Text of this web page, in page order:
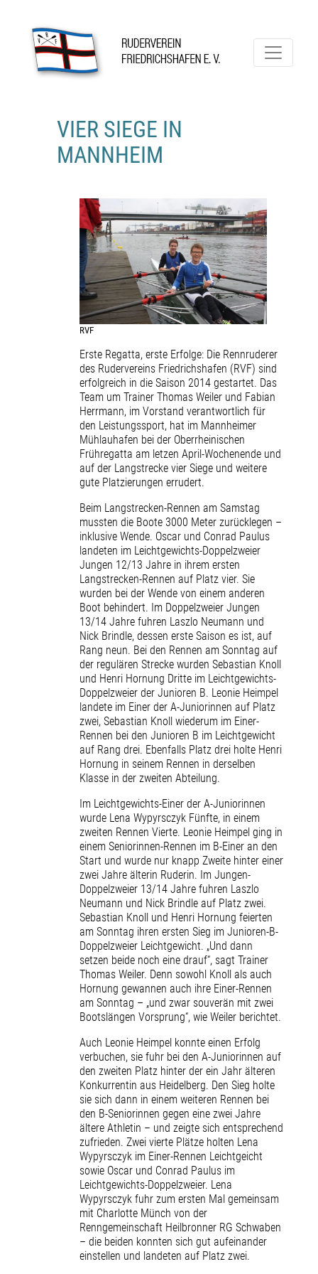
content
VIER SIEGE IN
MANNHEIM
RVF
Erste Regatta, erste Erfolge: Die Rennruderer
des Rudervereins Friedrichshafen (RVF) sind
erfolgreich in die Saison 2014 gestartet. Das
Team um Trainer Thomas Weiler und Fabian
Herrmann, im Vorstand verantwortlich für
den Leistungssport, hat im Mannheimer
Mühlauhafen bei der Oberrheinischen
Frühregatta am letzen April-Wochenende und
auf der Langstrecke vier Siege und weitere
gute Platzierungen errudert.
Beim Langstrecken-Rennen am Samstag
mussten die Boote 3000 Meter zurücklegen –
inklusive Wende. Oscar und Conrad Paulus
landeten im Leichtgewichts-Doppelzweier
Jungen 12/13 Jahre in ihrem ersten
Langstrecken-Rennen auf Platz vier. Sie
wurden bei der Wende von einem anderen
Boot behindert. Im Doppelzweier Jungen
13/14 Jahre fuhren Laszlo Neumann und
Nick Brindle, dessen erste Saison es ist, auf
Rang neun. Bei den Rennen am Sonntag auf
der regulären Strecke wurden Sebastian Knoll
und Henri Hornung Dritte im Leichtgewichts-
Doppelzweier der Junioren B. Leonie Heimpel
landete im Einer der A-Juniorinnen auf Platz
zwei, Sebastian Knoll wiederum im Einer-
Rennen bei den Junioren B im Leichtgewicht
auf Rang drei. Ebenfalls Platz drei holte Henri
Hornung in seinem Rennen in derselben
Klasse in der zweiten Abteilung.
Im Leichtgewichts-Einer der A-Juniorinnen
wurde Lena Wypyrsczyk Fünfte, in einem
zweiten Rennen Vierte. Leonie Heimpel ging in
einem Seniorinnen-Rennen im B-Einer an den
Start und wurde nur knapp Zweite hinter einer
zwei Jahre älterin Ruderin. Im Jungen-
Doppelzweier 13/14 Jahre fuhren Laszlo
Neumann und Nick Brindle auf Platz zwei.
Sebastian Knoll und Henri Hornung feierten
am Sonntag ihren ersten Sieg im Junioren-B-
Doppelzweier Leichtgewicht. „Und dann
setzen beide noch eine drauf“, sagt Trainer
Thomas Weiler. Denn sowohl Knoll als auch
Hornung gewannen auch ihre Einer-Rennen
am Sonntag – „und zwar souverän mit zwei
Bootslängen Vorsprung“, wie Weiler berichtet.
Auch Leonie Heimpel konnte einen Erfolg
verbuchen, sie fuhr bei den A-Juniorinnen auf
den zweiten Platz hinter der ein Jahr älteren
Konkurrentin aus Heidelberg. Den Sieg holte
sie sich dann in einem weiteren Rennen bei
den B-Seniorinnen gegen eine zwei Jahre
ältere Athletin – und zeigte sich entsprechend
zufrieden. Zwei vierte Plätze holten Lena
Wypyrsczyk im Einer-Rennen Leichtgeicht
sowie Oscar und Conrad Paulus im
Leichtgewichts-Doppelzweier. Lena
Wypyrsczyk fuhr zum ersten Mal gemeinsam
mit Charlotte Münch von der
Renngemeinschaft Heilbronner RG Schwaben
– die beiden konnten sich gut aufeinander
einstellen und landeten auf Platz zwei.